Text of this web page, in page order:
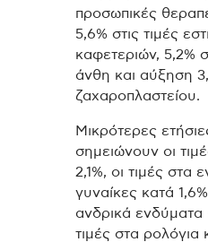
προσωπικές
5,6% στις τιμές
καφετεριών, 5,2%
άνθη και αύξηση
ζαχαροπλαστείου.
Μικρότερες
σημειώνουν οι
2,1%, οι τιμές στα
γυναίκες κατά
ανδρικά ενδύματα
τιμές στα ρολόγια